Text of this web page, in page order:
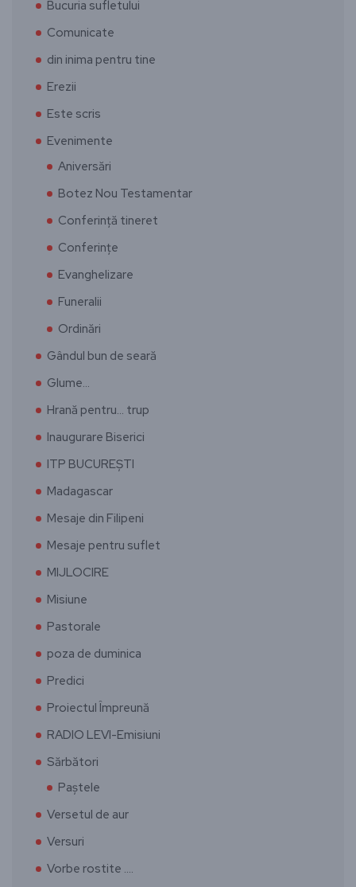
Bucuria sufletului
Comunicate
din inima pentru tine
Erezii
Este scris
Evenimente
Aniversări
Botez Nou Testamentar
Conferință tineret
Conferințe
Evanghelizare
Funeralii
Ordinări
Gândul bun de seară
Glume…
Hrană pentru… trup
Inaugurare Biserici
ITP BUCUREȘTI
Madagascar
Mesaje din Filipeni
Mesaje pentru suflet
MIJLOCIRE
Misiune
Pastorale
poza de duminica
Predici
Proiectul Împreună
RADIO LEVI-Emisiuni
Sărbători
Paștele
Versetul de aur
Versuri
Vorbe rostite ….